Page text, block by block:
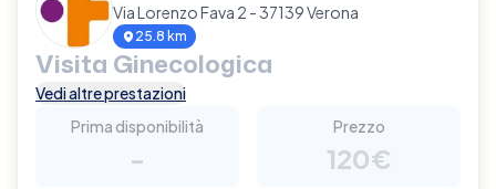
Via Lorenzo Fava 2 - 37139 Verona
25.8 km
Visita Ginecologica
Vedi altre prestazioni
Prima disponibilità
-
Prezzo
120€